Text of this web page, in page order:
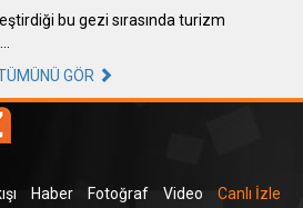
bu gezi sırasında turizm
GÖR
Haber Fotoğraf Video
Canlı İzle